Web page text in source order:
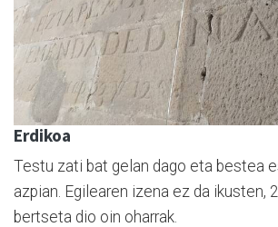
Erdikoa
Testu zati bat gelan dago eta bestea
azpian. Egilearen izena ez da ikusten,
bertseta dio oin oharrak.